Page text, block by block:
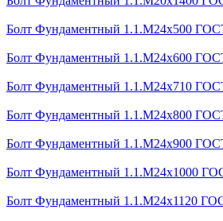
Болт Фундаментный 1.1.М24х500
Болт Фундаментный 1.1.М24х600
Болт Фундаментный 1.1.М24х710
Болт Фундаментный 1.1.М24х800
Болт Фундаментный 1.1.М24х900
Болт Фундаментный 1.1.М24х1000
Болт Фундаментный 1.1.М24х1120